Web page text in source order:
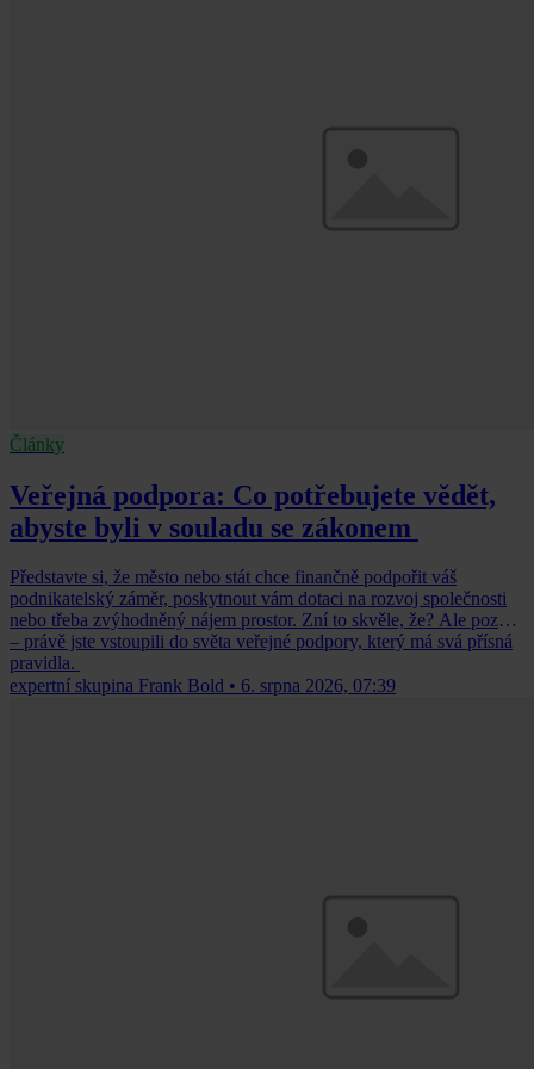
Články
Veřejná podpora: Co potřebujete vědět,
abyste byli v souladu se zákonem
Představte si, že město nebo stát chce finančně podpořit váš
podnikatelský záměr, poskytnout vám dotaci na rozvoj společnosti
nebo třeba zvýhodněný nájem prostor. Zní to skvěle, že? Ale pozor
– právě jste vstoupili do světa veřejné podpory, který má svá přísná
pravidla.
expertní skupina Frank Bold • 6. srpna 2026, 07:39